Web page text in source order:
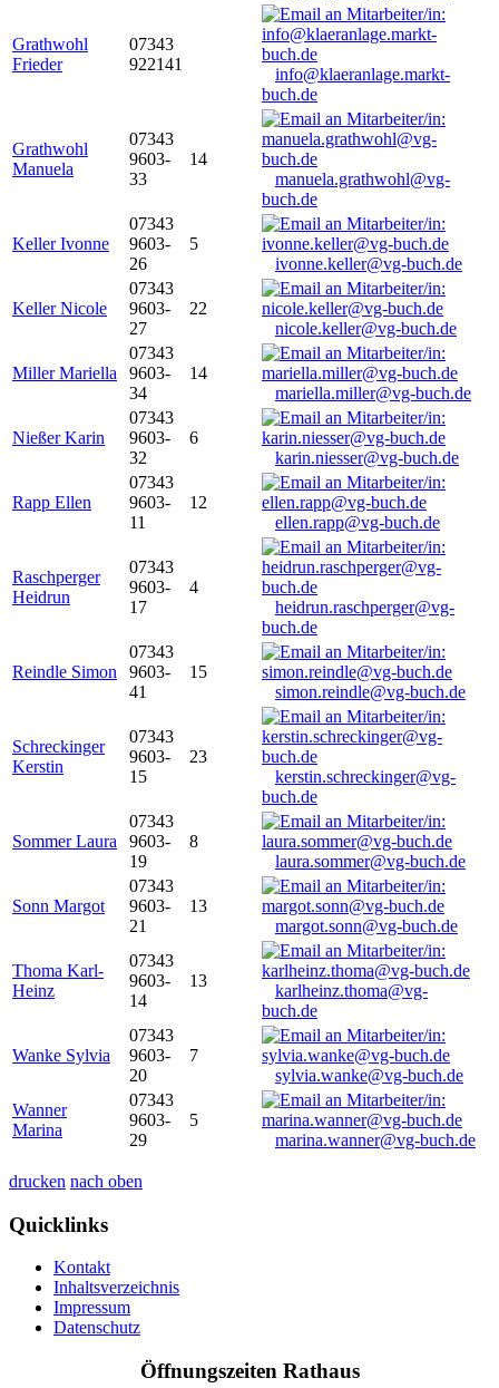
Grathwohl
Frieder
07343
922141
info@klaeranlage.markt-
buch.de
Grathwohl
Manuela
07343
9603-
33
14
manuela.grathwohl@vg-
buch.de
Keller Ivonne
07343
9603-
26
5
ivonne.keller@vg-buch.de
Keller Nicole
07343
9603-
27
22
nicole.keller@vg-buch.de
Miller Mariella
07343
9603-
34
14
mariella.miller@vg-buch.de
Nießer Karin
07343
9603-
32
6
karin.niesser@vg-buch.de
Rapp Ellen
07343
9603-
11
12
ellen.rapp@vg-buch.de
Raschperger
Heidrun
07343
9603-
17
4
heidrun.raschperger@vg-
buch.de
Reindle Simon
07343
9603-
41
15
simon.reindle@vg-buch.de
Schreckinger
Kerstin
07343
9603-
15
23
kerstin.schreckinger@vg-
buch.de
Sommer Laura
07343
9603-
19
8
laura.sommer@vg-buch.de
Sonn Margot
07343
9603-
21
13
margot.sonn@vg-buch.de
Thoma Karl-
Heinz
07343
9603-
14
13
karlheinz.thoma@vg-
buch.de
Wanke Sylvia
07343
9603-
20
7
sylvia.wanke@vg-buch.de
Wanner
Marina
07343
9603-
29
5
marina.wanner@vg-buch.de
drucken nach oben
Quicklinks
Kontakt
Inhaltsverzeichnis
Impressum
Datenschutz
Öffnungszeiten Rathaus